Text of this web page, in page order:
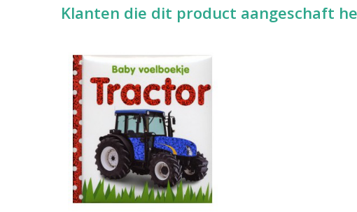
Klanten die dit product aangeschaft